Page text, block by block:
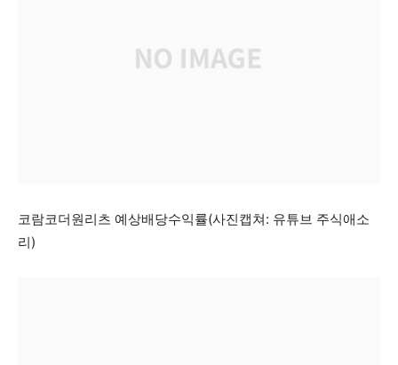
코람코더원리츠 예상배당수익률(사진캡쳐: 유튜브 주식애소
리)